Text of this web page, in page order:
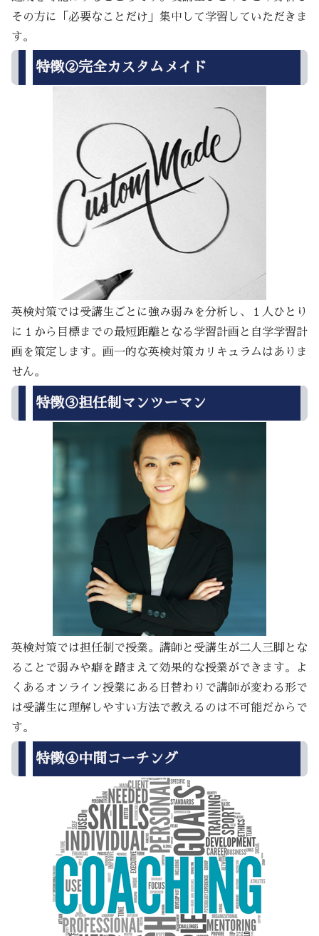
その方に「必要なことだけ」集中して学習していただきま
す。
特徴②完全カスタムメイド
英検対策では受講生ごとに強み弱みを分析し、１人ひとり
に１から目標までの最短距離となる学習計画と自学学習計
画を策定します。画一的な英検対策カリキュラムはありま
せん。
特徴③担任制マンツーマン
英検対策では担任制で授業。講師と受講生が二人三脚とな
ることで弱みや癖を踏まえて効果的な授業ができます。よ
くあるオンライン授業にある日替わりで講師が変わる形で
は受講生に理解しやすい方法で教えるのは不可能だからで
す。
特徴④中間コーチング